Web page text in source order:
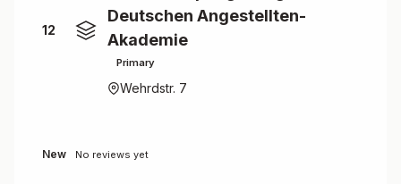
12
Deutschen Angestellten-
Akademie
Primary
Wehrdstr. 7
New No reviews yet